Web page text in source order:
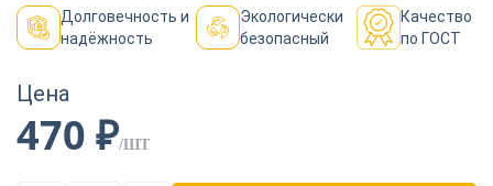
Долговечность и
надёжность
Экологически
безопасный
Качество
по ГОСТ
Цена
470 ₽/ШТ